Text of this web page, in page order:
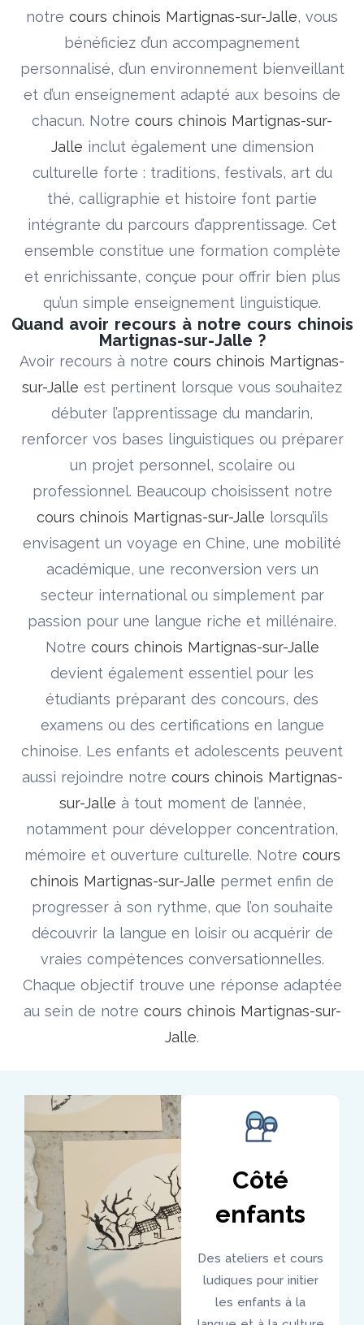
notre cours chinois Martignas-sur-Jalle, vous
bénéficiez d’un accompagnement
personnalisé, d’un environnement bienveillant
et d’un enseignement adapté aux besoins de
chacun. Notre cours chinois Martignas-sur-
Jalle inclut également une dimension
culturelle forte : traditions, festivals, art du
thé, calligraphie et histoire font partie
intégrante du parcours d’apprentissage. Cet
ensemble constitue une formation complète
et enrichissante, conçue pour offrir bien plus
qu’un simple enseignement linguistique.
Quand avoir recours à notre cours chinois
Martignas-sur-Jalle ?
Avoir recours à notre cours chinois Martignas-
sur-Jalle est pertinent lorsque vous souhaitez
débuter l’apprentissage du mandarin,
renforcer vos bases linguistiques ou préparer
un projet personnel, scolaire ou
professionnel. Beaucoup choisissent notre
cours chinois Martignas-sur-Jalle lorsqu’ils
envisagent un voyage en Chine, une mobilité
académique, une reconversion vers un
secteur international ou simplement par
passion pour une langue riche et millénaire.
Notre cours chinois Martignas-sur-Jalle
devient également essentiel pour les
étudiants préparant des concours, des
examens ou des certifications en langue
chinoise. Les enfants et adolescents peuvent
aussi rejoindre notre cours chinois Martignas-
sur-Jalle à tout moment de l’année,
notamment pour développer concentration,
mémoire et ouverture culturelle. Notre cours
chinois Martignas-sur-Jalle permet enfin de
progresser à son rythme, que l’on souhaite
découvrir la langue en loisir ou acquérir de
vraies compétences conversationnelles.
Chaque objectif trouve une réponse adaptée
au sein de notre cours chinois Martignas-sur-
Jalle.
Côté
enfants
Des ateliers et cours
ludiques pour initier
les enfants à la